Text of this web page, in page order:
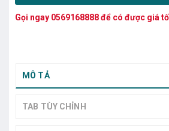
Gọi ngay 0569168888để có được giá
MÔ TẢ
TAB TÙY CHỈNH